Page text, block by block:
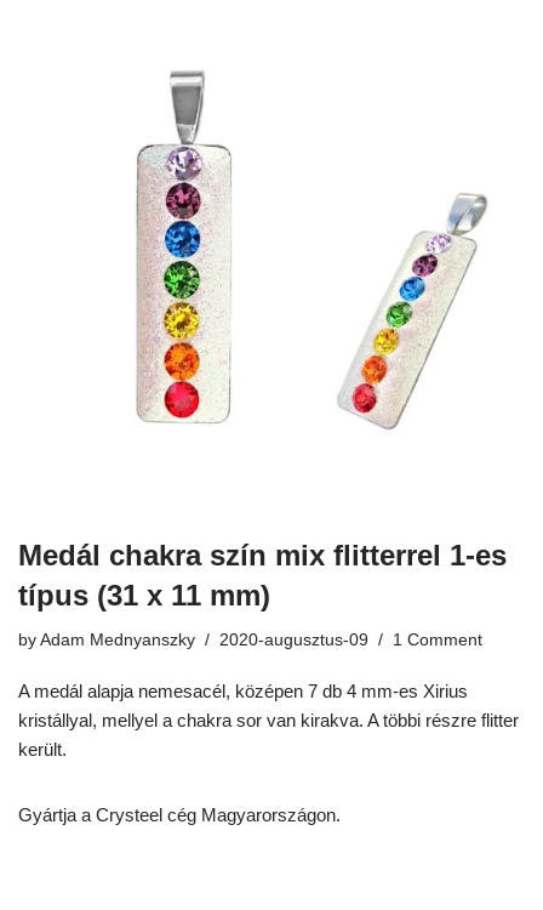
Medál chakra szín mix flitterrel 1-es
típus (31 x 11 mm)
by Adam Mednyanszky 2020-augusztus-09 1 Comment
A medál alapja nemesacél, középen 7 db 4 mm-es Xirius
kristállyal, mellyel a chakra sor van kirakva. A többi részre flitter
került.
Gyártja a Crysteel cég Magyarországon.